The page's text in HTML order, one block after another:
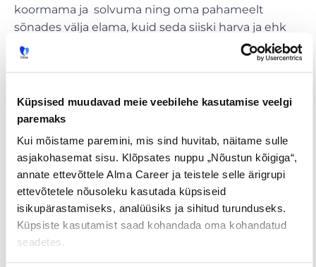
Küpsised muudavad meie veebilehe kasutamise veelgi
paremaks
Kui mõistame paremini, mis sind huvitab, näitame sulle
asjakohasemat sisu. Klõpsates nuppu „Nõustun kõigiga“,
annate ettevõttele Alma Career ja teistele selle ärigrupi
ettevõtetele nõusoleku kasutada küpsiseid
isikupärastamiseks, analüüsiks ja sihitud turunduseks.
Küpsiste kasutamist saad kohandada oma kohandatud
seadetes.
koormama ja solvuma ning oma pahameelt
sõnades välja elama, kuid seda siiski harva ja ehk
mõjuvad kontorisse kaasa võetud loomad ja
lapsed tasakaalustavalt ja meeleolu parandavalt“,
turundusjuht, Maris Viires.
Tööpakkumised € Avaliku
palgaga töö
Kaugtöö ja
kodukontor
Palk alates
2500€
Lisateenimise
võimalus
noortele